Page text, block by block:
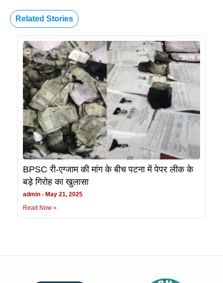
Related Stories
BPSC री-एग्जाम की मांग के बीच पटना में पेपर लीक के
बड़े गिरोह का खुलासा
admin
May 21, 2025
Read Now »